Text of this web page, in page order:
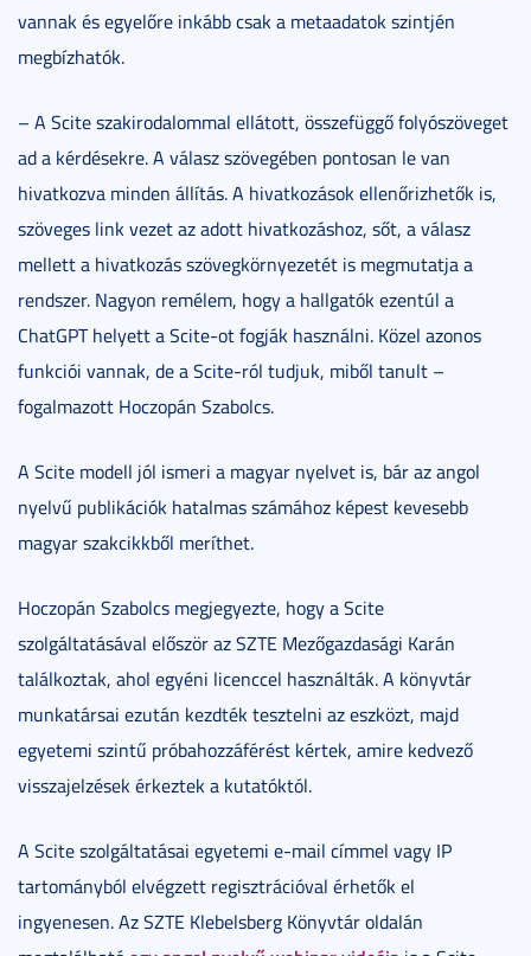
vannak és egyelőre inkább csak a metaadatok szintjén
megbízhatók.
– A Scite szakirodalommal ellátott, összefüggő folyószöveget
ad a kérdésekre. A válasz szövegében pontosan le van
hivatkozva minden állítás. A hivatkozások ellenőrizhetők is,
szöveges link vezet az adott hivatkozáshoz, sőt, a válasz
mellett a hivatkozás szövegkörnyezetét is megmutatja a
rendszer. Nagyon remélem, hogy a hallgatók ezentúl a
ChatGPT helyett a Scite-ot fogják használni. Közel azonos
funkciói vannak, de a Scite-ról tudjuk, miből tanult –
fogalmazott Hoczopán Szabolcs.
A Scite modell jól ismeri a magyar nyelvet is, bár az angol
nyelvű publikációk hatalmas számához képest kevesebb
magyar szakcikkből meríthet.
Hoczopán Szabolcs megjegyezte, hogy a Scite
szolgáltatásával először az SZTE Mezőgazdasági Karán
találkoztak, ahol egyéni licenccel használták. A könyvtár
munkatársai ezután kezdték tesztelni az eszközt, majd
egyetemi szintű próbahozzáférést kértek, amire kedvező
visszajelzések érkeztek a kutatóktól.
A Scite szolgáltatásai egyetemi e-mail címmel vagy IP
tartományból elvégzett regisztrációval érhetők el
ingyenesen. Az SZTE Klebelsberg Könyvtár oldalán